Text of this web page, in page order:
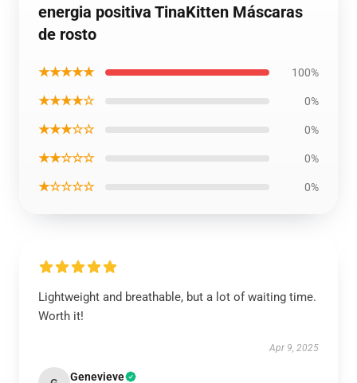
energia positiva TinaKitten Máscaras
de rosto
★★★★★ 100%
★★★★☆ 0%
★★★☆☆ 0%
★★☆☆☆ 0%
★☆☆☆☆ 0%
Lightweight and breathable, but a lot of waiting time.
Worth it!
Apr 9, 2025
Genevieve